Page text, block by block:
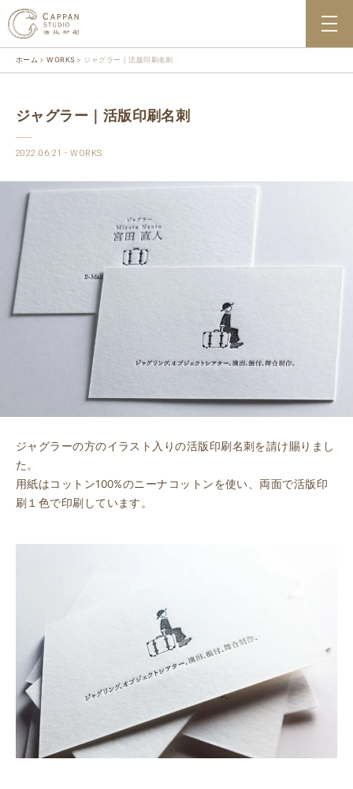
ホーム WORKS ジャグラー｜活版印刷名刺
ジャグラー｜活版印刷名刺
2022.06.21 WORKS
ジャグラーの方のイラスト入りの活版印刷名刺を請け賜りまし
た。
用紙はコットン100%のニーナコットンを使い、両面で活版印
刷１色で印刷しています。